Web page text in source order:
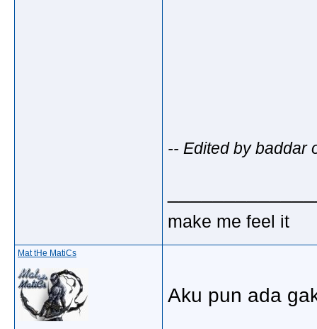
-- Edited by baddar
make me feel it
Mat tHe MatiCs
Aku pun ada